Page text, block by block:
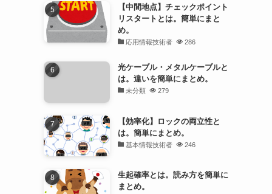
【中間地点】チェックポイント
リスタートとは。簡単にまと
め。
応用情報技術者 286
光ケーブル・メタルケーブルと
は。違いを簡単にまとめ。
未分類 279
【効率化】ロックの両立性と
は。簡単にまとめ。
基本情報技術者 246
生起確率とは。読み方を簡単に
まとめ。